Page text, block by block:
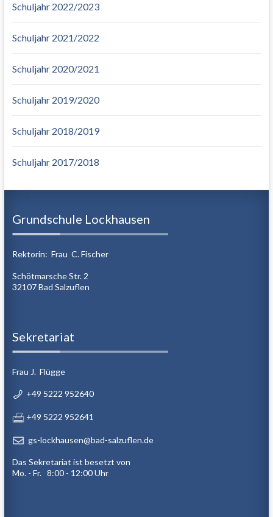
Schuljahr 2022/2023
Schuljahr 2021/2022
Schuljahr 2020/2021
Schuljahr 2019/2020
Schuljahr 2018/2019
Schuljahr 2017/2018
Grundschule Lockhausen
Rektorin: Frau C. Fischer
Schötmarsche Str. 2
32107 Bad Salzuflen
Sekretariat
Frau J. Flügge
+49 5222 952640
+49 5222 952641
gs-lockhausen@bad-salzuflen.de
Das Sekretariat ist besetzt von
Mo. - Fr. 8:00 - 12:00 Uhr